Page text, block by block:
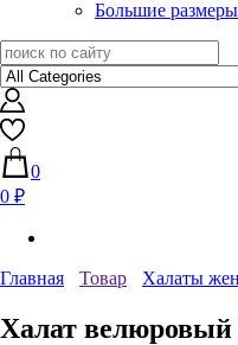
Большие размеры
0
0 ₽
Главная Товар Халаты
Халат велюровый